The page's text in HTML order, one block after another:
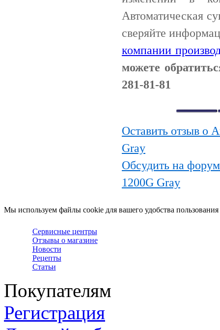
Автоматическая
сверяйте
компании
можете
281-81-81
Оставить отзыв о
Gray
Обсудить на
1200G Gray
Мы используем файлы cookie для вашего удобства
Сервисные центры
Отзывы о магазине
Новости
Рецепты
Статьи
Покупателям
Регистрация